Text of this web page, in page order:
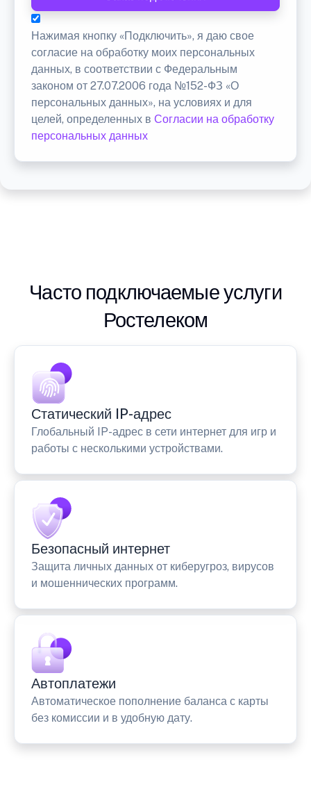
Нажимая кнопку «Подключить», я даю свое
согласие на обработку моих персональных
данных, в соответствии с Федеральным
законом от 27.07.2006 года №152-ФЗ «О
персональных данных», на условиях и для
целей, определенных в Согласии на обработку
персональных данных
Часто подключаемые услуги
Ростелеком
Статический IP-адрес
Глобальный IP-адрес в сети интернет для игр и
работы с несколькими устройствами.
Безопасный интернет
Защита личных данных от киберугроз, вирусов
и мошеннических программ.
Автоплатежи
Автоматическое пополнение баланса с карты
без комиссии и в удобную дату.